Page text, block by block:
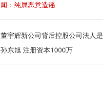
闻：纯属恶意造谣
董宇辉新公司背后控股公司法人是
孙东旭 注册资本1000万